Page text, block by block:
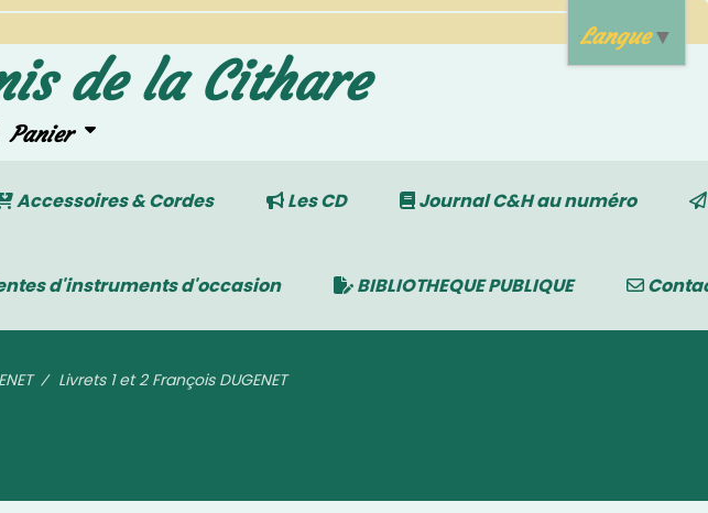
de la Cithare
Panier
Accessoires & Cordes Les CD Journal C&H au numéro
d'instruments d'occasion BIBLIOTHEQUE PUBLIQUE
Livrets 1 et 2 François DUGENET
Langue▼